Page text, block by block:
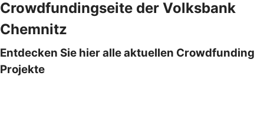
Crowdfundingseite der Volksbank
Chemnitz
Entdecken Sie hier alle aktuellen Crowdfunding
Projekte